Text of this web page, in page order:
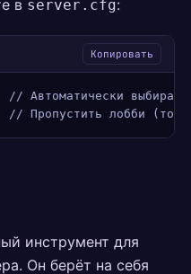
в server.cfg:
Копировать
выбирать
лобби
инструмент для
Он берёт на себя